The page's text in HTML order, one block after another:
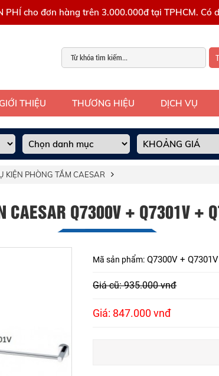
PHÍ cho đơn hàng trên 3.000.000đ tại TPHCM. Có
GIỚI THIỆU THƯƠNG HIỆU DỊCH VỤ
KIỆN PHÒNG TẮM CAESAR
CAESAR Q7300V + Q7301V +
Mã sản phẩm: Q7300V +
Giá cũ: 935.000 vnđ
Giá: 847.000 vnđ